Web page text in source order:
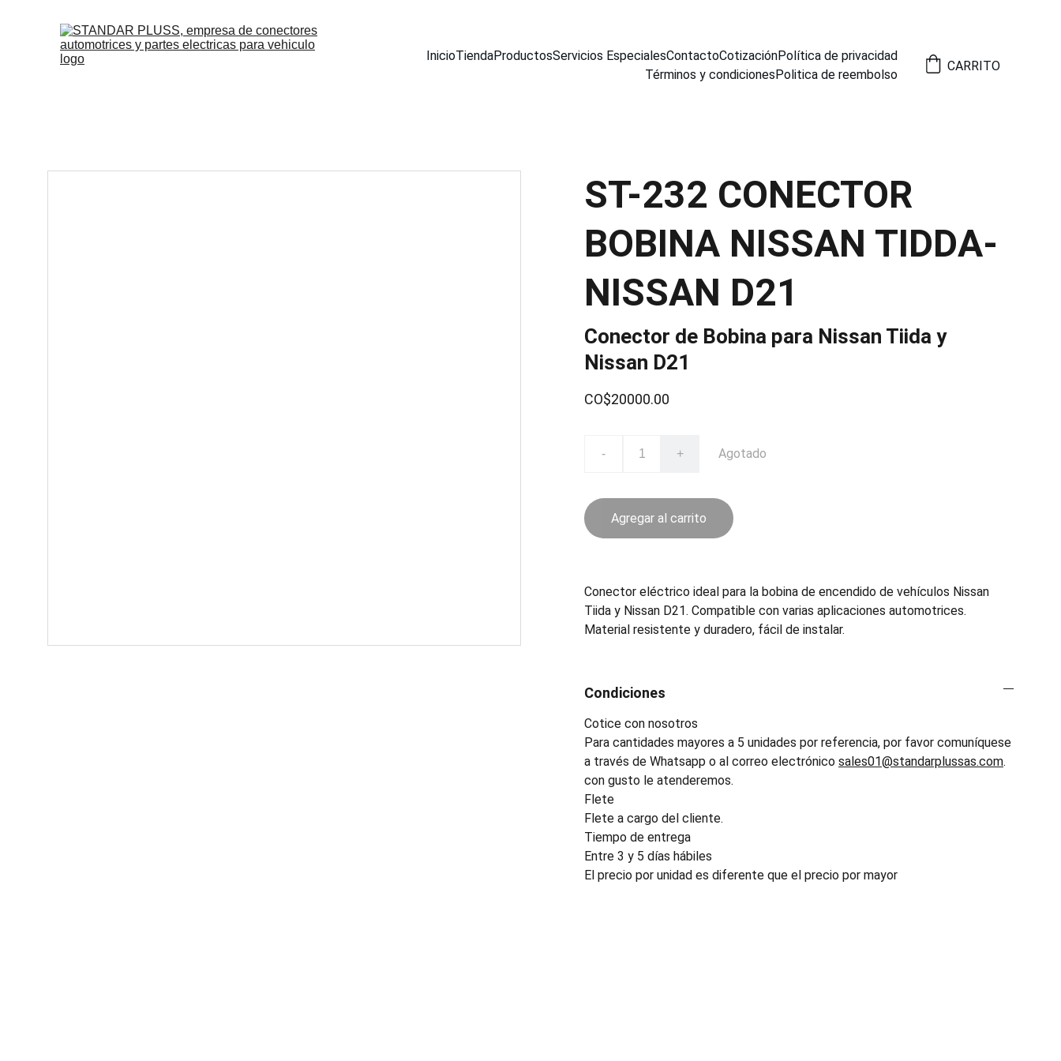
InicioTiendaProductosServicios EspecialesContactoCotizaciónPolítica de privacidad
Términos y condicionesPolitica de reembolso
CARRITO
ST-232 CONECTOR
BOBINA NISSAN TIDDA-
NISSAN D21
Conector de Bobina para Nissan Tiida y
Nissan D21
CO$20000.00
- + Agotado
Agregar al carrito
Conector eléctrico ideal para la bobina de encendido de vehículos Nissan
Tiida y Nissan D21. Compatible con varias aplicaciones automotrices.
Material resistente y duradero, fácil de instalar.
Condiciones
Cotice con nosotros
Para cantidades mayores a 5 unidades por referencia, por favor comuníquese
a través de Whatsapp o al correo electrónico sales01@standarplussas.com.
con gusto le atenderemos.
Flete
Flete a cargo del cliente.
Tiempo de entrega
Entre 3 y 5 días hábiles
El precio por unidad es diferente que el precio por mayor